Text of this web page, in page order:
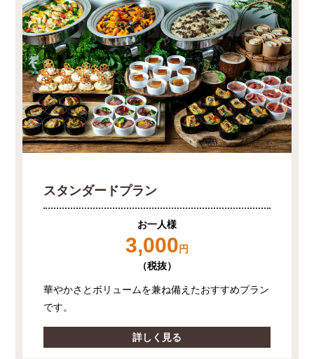
スタンダードプラン
お一人様
3,000 円
（税抜）
華やかさとボリュームを兼ね備えたおすすめプラン
です。
詳しく見る